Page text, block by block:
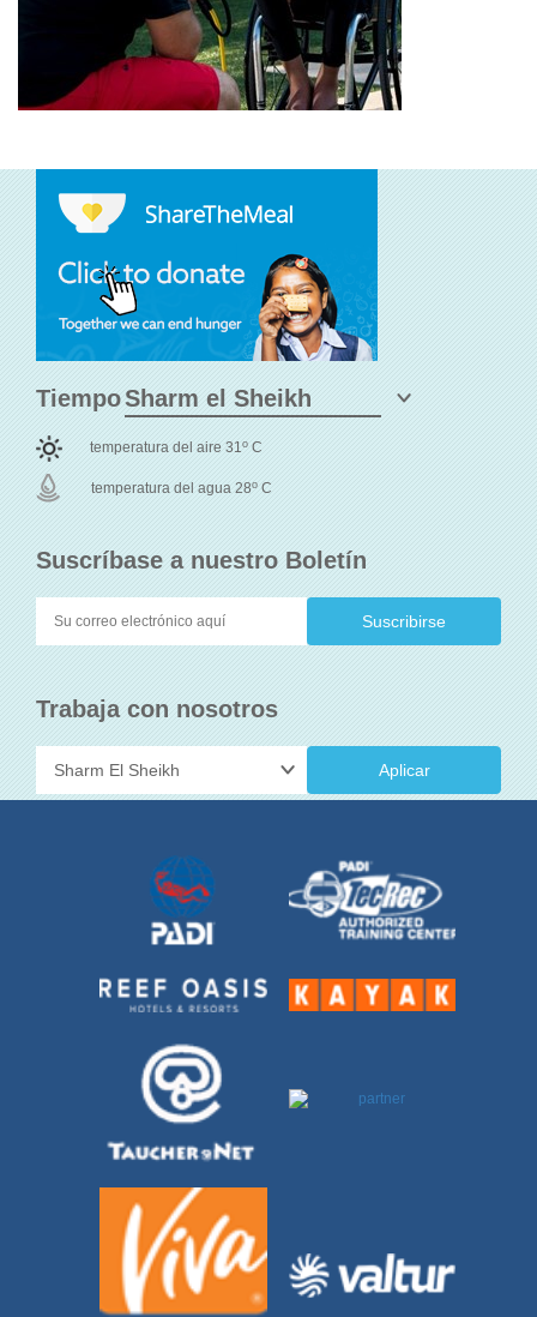
Suscríbase a nuestro Boletín
Trabaja con nosotros
Aplicar
Tiempo
temperatura del aire 31o C
temperatura del agua 28o C